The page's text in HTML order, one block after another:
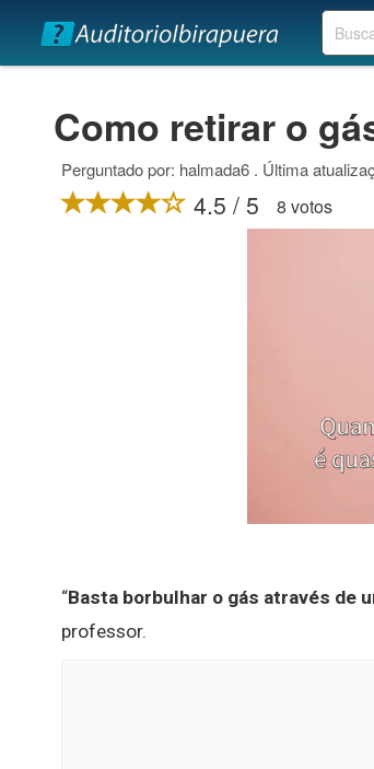
Como retirar o
Perguntado por: halmada6 . Última
4.5 / 5 8 votos
“Basta borbulhar o gás através de
professor.